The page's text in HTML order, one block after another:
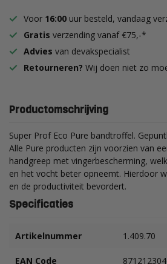
Voor 16:00 uur besteld, vandaag
Gratis verzending vanaf €75,-*
Advies van devakspecialist
Retourneren? Wij doen niet zo
Productomschrijving
Super Prof Eco Pure bandtroffel.
Alle Pure producten zijn voorzien van
handgreep met vingerbescherming,
en het vocht beter opneemt. Hierdoor
en de productiviteit bevordert.
Specificaties
Artikelnummer 1.409.70
EAN Code